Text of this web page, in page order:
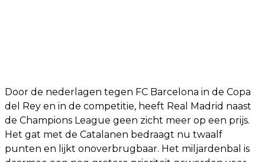
Door de nederlagen tegen FC Barcelona in de Copa
del Rey en in de competitie, heeft Real Madrid naast
de Champions League geen zicht meer op een prijs.
Het gat met de Catalanen bedraagt nu twaalf
punten en lijkt onoverbrugbaar. Het miljardenbal is